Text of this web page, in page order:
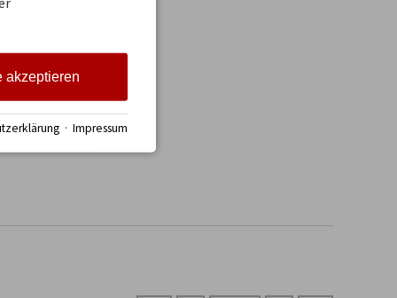
und
mit Blick in
ein.
akzeptieren
· Impressum